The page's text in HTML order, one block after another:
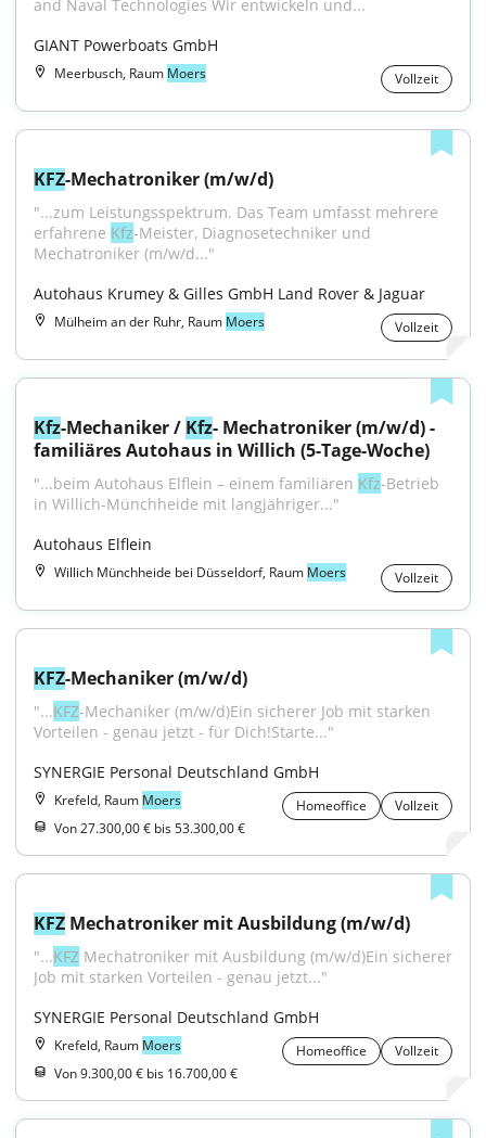
and Naval Technologies Wir entwickeln und...
GIANT Powerboats GmbH
Meerbusch, Raum Moers Vollzeit
KFZ-Mechatroniker (m/w/d)
"...zum Leistungsspektrum. Das Team umfasst mehrere
erfahrene Kfz‑Meister, Diagnosetechniker und
Mechatroniker (m/w/d..."
Autohaus Krumey & Gilles GmbH Land Rover & Jaguar
Mülheim an der Ruhr, Raum Moers Vollzeit
Kfz-Mechaniker / Kfz- Mechatroniker (m/w/d) -
familiäres Autohaus in Willich (5-Tage-Woche)
"...beim Autohaus Elflein – einem familiären Kfz-Betrieb
in Willich-Münchheide mit langjähriger..."
Autohaus Elflein
Willich Münchheide bei Düsseldorf, Raum Moers Vollzeit
KFZ-Mechaniker (m/w/d)
"...KFZ-Mechaniker (m/w/d)Ein sicherer Job mit starken
Vorteilen - genau jetzt - für Dich!Starte..."
SYNERGIE Personal Deutschland GmbH
Krefeld, Raum Moers Homeoffice
Vollzeit
Von 27.300,00 € bis 53.300,00 €
KFZ Mechatroniker mit Ausbildung (m/w/d)
"...KFZ Mechatroniker mit Ausbildung (m/w/d)Ein sicherer
Job mit starken Vorteilen - genau jetzt..."
SYNERGIE Personal Deutschland GmbH
Krefeld, Raum Moers Homeoffice
Vollzeit
Von 9.300,00 € bis 16.700,00 €